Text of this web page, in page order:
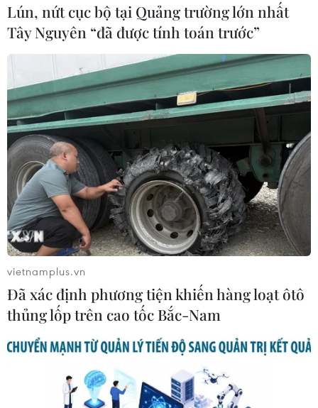
Lún, nứt cục bộ tại Quảng trường lớn nhất
Tây Nguyên “đã được tính toán trước”
vietnamplus.vn
Đã xác định phương tiện khiến hàng loạt ôtô
thủng lốp trên cao tốc Bắc-Nam